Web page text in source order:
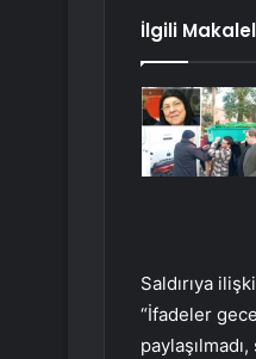
İlgili
Saldırıya
“İfadeler